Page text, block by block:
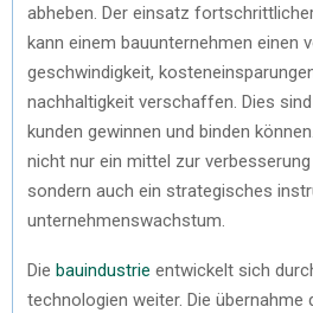
abheben. Der einsatz
kann einem bauunternehmen einen
geschwindigkeit,
nachhaltigkeit verschaffen. Dies
kunden gewinnen und binden
nicht nur ein mittel zur
sondern auch ein strategisches
unternehmenswachstum.
Die bauindustrie entwickelt sich
technologien weiter. Die übernahme